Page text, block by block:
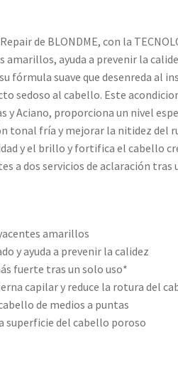
de BLONDME, con la
ayuda a prevenir la
fórmula suave que desenreda al
sedoso al cabello. Este
y Aciano, proporciona un nivel
tonal fría y mejorar la nitidez del
y el brillo y fortifica el cabello
a dos servicios de aclaración tras
amarillos
y ayuda a prevenir la calidez
fuerte tras un solo uso*
capilar y reduce la rotura del
de medios a puntas
superficie del cabello poroso